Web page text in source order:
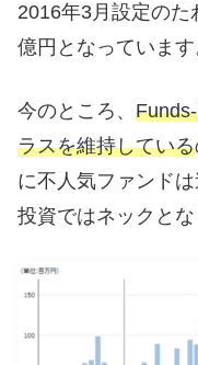
2016年3月設定の
億円となっています
今のところ、
ラスを維持している
に不人気ファンド
投資ではネックとな